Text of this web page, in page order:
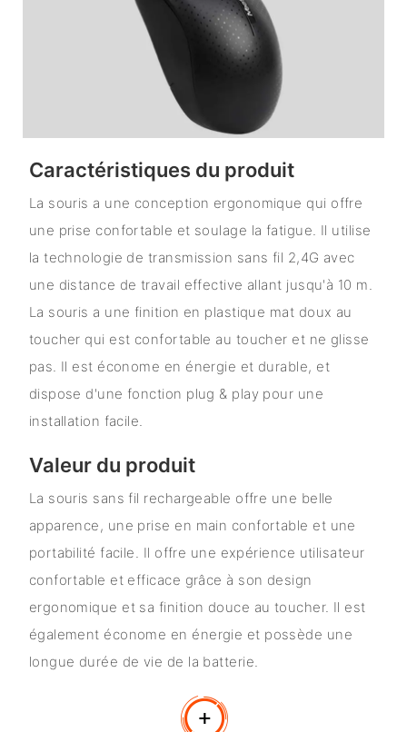
Caractéristiques du produit
La souris a une conception ergonomique qui offre
une prise confortable et soulage la fatigue. Il utilise
la technologie de transmission sans fil 2,4G avec
une distance de travail effective allant jusqu'à 10 m.
La souris a une finition en plastique mat doux au
toucher qui est confortable au toucher et ne glisse
pas. Il est économe en énergie et durable, et
dispose d'une fonction plug & play pour une
installation facile.
Valeur du produit
La souris sans fil rechargeable offre une belle
apparence, une prise en main confortable et une
portabilité facile. Il offre une expérience utilisateur
confortable et efficace grâce à son design
ergonomique et sa finition douce au toucher. Il est
également économe en énergie et possède une
longue durée de vie de la batterie.